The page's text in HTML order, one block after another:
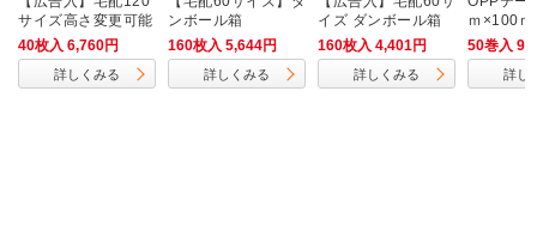
サイズ高さ変更可能
ダンボール箱
40枚入 6,760円
詳しくみる
ンボール箱
160枚入 5,644円
詳しくみる
イズ ダンボール箱
（クロネコボックス
6）
160枚入 4,401円
詳しくみる
ｍ×100ｍ
中梱包用
m厚）
50巻入
詳し